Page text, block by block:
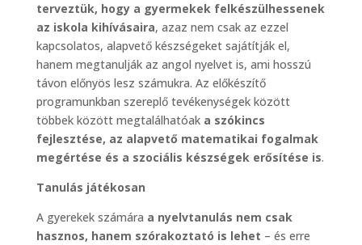
terveztük, hogy a gyermekek felkészülhessenek
az iskola kihívásaira, azaz nem csak az ezzel
kapcsolatos, alapvető készségeket sajátítják el,
hanem megtanulják az angol nyelvet is, ami hosszú
távon előnyös lesz számukra. Az előkészítő
programunkban szereplő tevékenységek között
többek között megtalálhatóak a szókincs
fejlesztése, az alapvető matematikai fogalmak
megértése és a szociális készségek erősítése is.
Tanulás játékosan
A gyerekek számára a nyelvtanulás nem csak
hasznos, hanem szórakoztató is lehet – és erre